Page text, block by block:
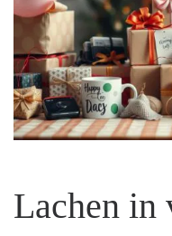
Lachen in